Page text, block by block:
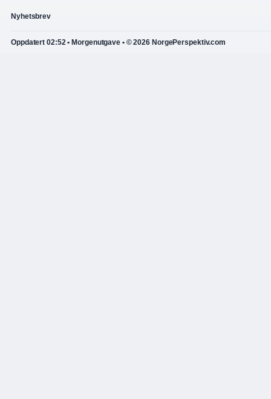
Nyhetsbrev
Oppdatert 02:52 • Morgenutgave • © 2026 NorgePerspektiv.com